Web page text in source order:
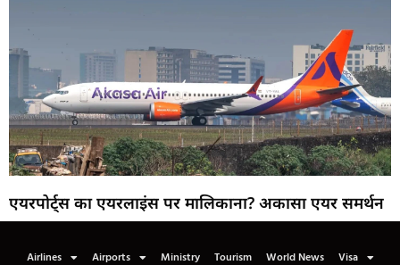
एयरपोर्ट्स का एयरलाइंस पर मालिकाना? अकासा एयर समर्थन
Airlines Airports Ministry Tourism World News Visa